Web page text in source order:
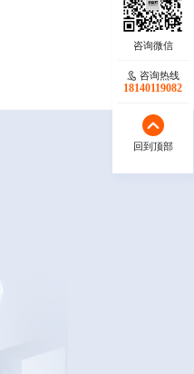
咨询热线
18140119082
回到顶部